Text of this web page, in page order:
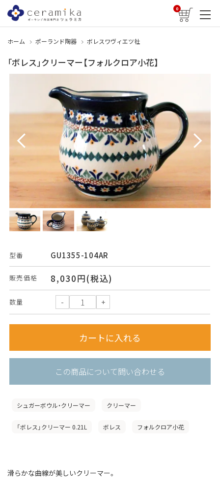
0
ホーム ポーランド陶器 ボレスワヴィエツ社
「ボレス」クリーマー【フォルクロア小花】
型番 GU1355-104AR
販売価格 8,030円(税込)
数量
この商品について問い合わせる
シュガーボウル・クリーマー クリーマー
「ボレス」クリーマー 0.21L ボレス フォルクロア小花
滑らかな曲線が美しいクリーマー。